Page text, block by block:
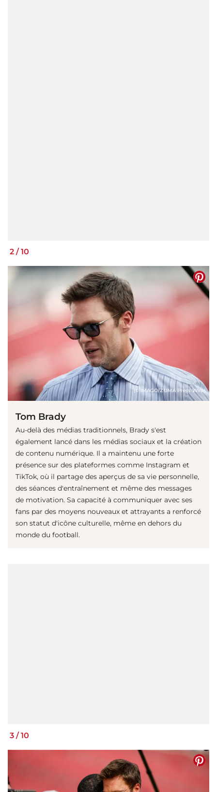
2 / 10
(© IMAGO/ZUMA Press Wire)
Tom Brady
Au-delà des médias traditionnels, Brady s'est
également lancé dans les médias sociaux et la création
de contenu numérique. Il a maintenu une forte
présence sur des plateformes comme Instagram et
TikTok, où il partage des aperçus de sa vie personnelle,
des séances d'entraînement et même des messages
de motivation. Sa capacité à communiquer avec ses
fans par des moyens nouveaux et attrayants a renforcé
son statut d'icône culturelle, même en dehors du
monde du football.
3 /10